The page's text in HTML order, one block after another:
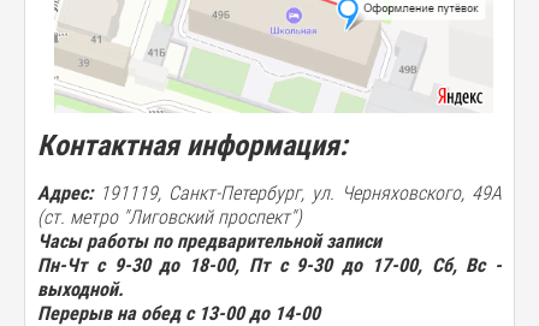
Контактная информация:
Адрес:191119, Санкт-Петербург, ул. Черняховского, 49А
(ст. метро "Лиговский проспект")
Часы работы по предварительной записи
Пн-Чт с 9-30 до 18-00, Пт с 9-30 до 17-00, Сб, Вс -
выходной.
Перерыв на обед с 13-00 до 14-00